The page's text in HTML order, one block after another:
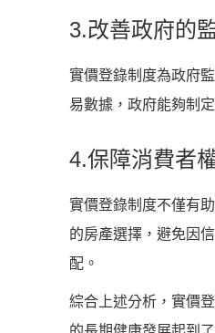
3.改善政府的
實價登錄制度為政府
易數據，政府能夠制
4.保障消費者
實價登錄制度不僅有
的房產選擇，避免因
配。
綜合上述分析，實價